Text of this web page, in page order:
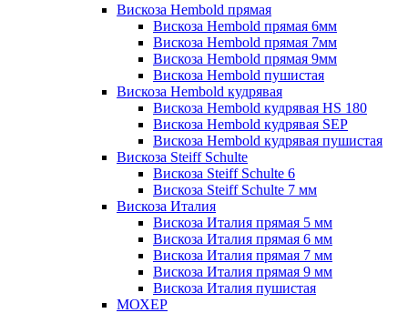
Вискоза Hembold прямая
Вискоза Hembold прямая 6мм
Вискоза Hembold прямая 7мм
Вискоза Hembold прямая 9мм
Вискоза Hembold пушистая
Вискоза Hembold кудрявая
Вискоза Hembold кудрявая HS 180
Вискоза Hembold кудрявая SEP
Вискоза Hembold кудрявая пушистая
Вискоза Steiff Schulte
Вискоза Steiff Schulte 6
Вискоза Steiff Schulte 7 мм
Вискоза Италия
Вискоза Италия прямая 5 мм
Вискоза Италия прямая 6 мм
Вискоза Италия прямая 7 мм
Вискоза Италия прямая 9 мм
Вискоза Италия пушистая
МОХЕР